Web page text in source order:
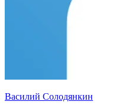
Василий Солодянкин